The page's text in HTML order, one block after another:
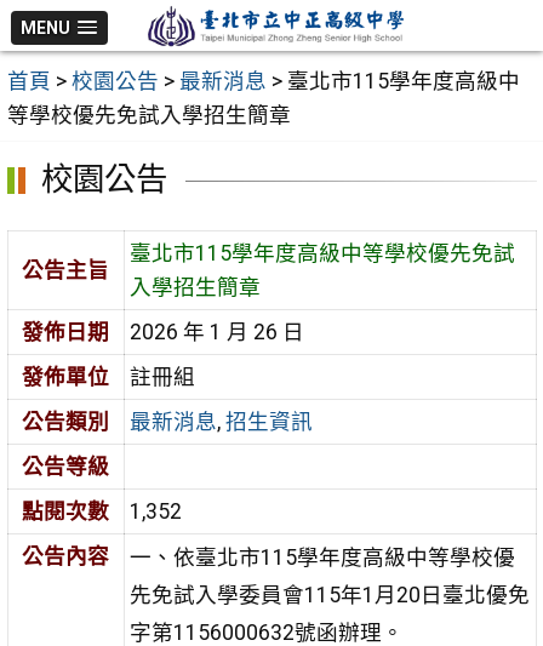
跳
至
主
要
MENU
首頁 > 校園公告 > 最新消息 > 臺北市115學年度高級中
等學校優先免試入學招生簡章
校園公告
公告主旨
臺北市115學年度高級中等學校優先免試
入學招生簡章
發佈日期
2026 年 1 月 26 日
發佈單位
註冊組
公告類別
最新消息, 招生資訊
公告等級
點閱次數
1,352
公告內容
一、依臺北市115學年度高級中等學校優
先免試入學委員會115年1月20日臺北優免
字第1156000632號函辦理。